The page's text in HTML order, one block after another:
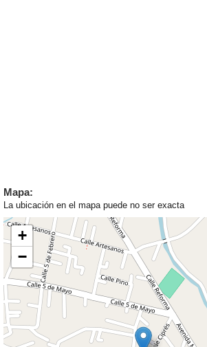
Mapa:
La ubicación en el mapa puede no ser exacta
+
−